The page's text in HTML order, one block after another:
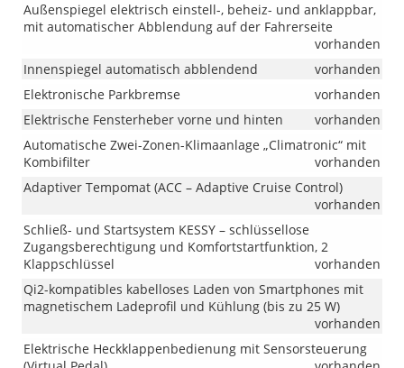
Außenspiegel elektrisch einstell-, beheiz- und anklappbar,
mit automatischer Abblendung auf der Fahrerseite
vorhanden
Innenspiegel automatisch abblendend
vorhanden
Elektronische Parkbremse
vorhanden
Elektrische Fensterheber vorne und hinten
vorhanden
Automatische Zwei-Zonen-Klimaanlage „Climatronic“ mit
Kombifilter
vorhanden
Adaptiver Tempomat (ACC – Adaptive Cruise Control)
vorhanden
Schließ- und Startsystem KESSY – schlüssellose
Zugangsberechtigung und Komfortstartfunktion, 2
Klappschlüssel
vorhanden
Qi2-kompatibles kabelloses Laden von Smartphones mit
magnetischem Ladeprofil und Kühlung (bis zu 25 W)
vorhanden
Elektrische Heckklappenbedienung mit Sensorsteuerung